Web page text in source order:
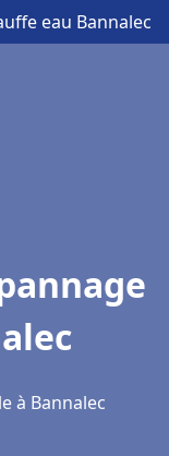
eau Bannalec
à Bannalec